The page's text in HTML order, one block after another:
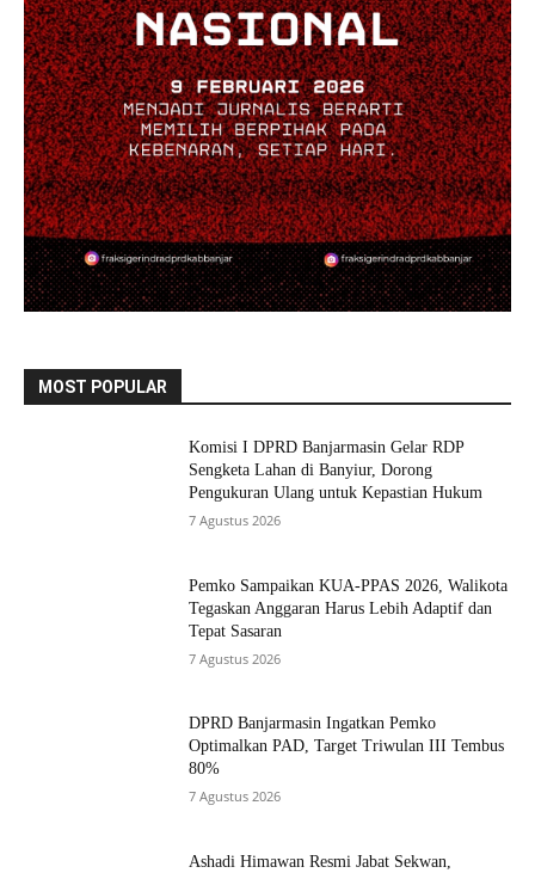
MOST POPULAR
Komisi I DPRD Banjarmasin Gelar RDP
Sengketa Lahan di Banyiur, Dorong
Pengukuran Ulang untuk Kepastian Hukum
7 Agustus 2026
Pemko Sampaikan KUA-PPAS 2026, Walikota
Tegaskan Anggaran Harus Lebih Adaptif dan
Tepat Sasaran
7 Agustus 2026
DPRD Banjarmasin Ingatkan Pemko
Optimalkan PAD, Target Triwulan III Tembus
80%
7 Agustus 2026
Ashadi Himawan Resmi Jabat Sekwan,